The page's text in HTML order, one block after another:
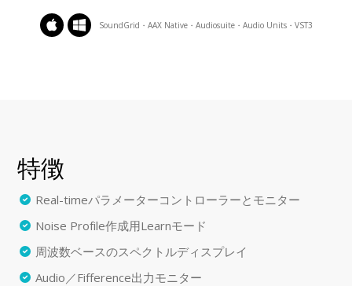
SoundGrid・AAX Native・Audiosuite・Audio Units・VST3
特徴
Real-timeパラメーターコントローラーとモニター
Noise Profile作成用Learnモード
周波数ベースのスペクトルディスプレイ
Audio／Fifference出力モニター